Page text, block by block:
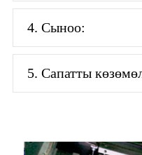
4. Сыноо:
5. Сапатты